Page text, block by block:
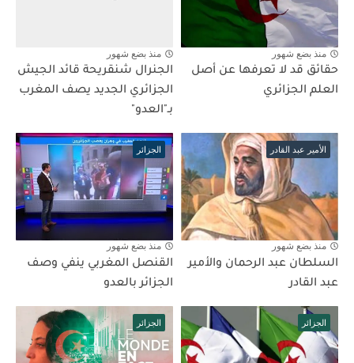
منذ بضع شهور
حقائق قد لا تعرفها عن أصل
العلم الجزائري
منذ بضع شهور
الجنرال شنقريحة قائد الجيش
الجزائري الجديد يصف المغرب
بـ"العدو"
الأمير عبد القادر
منذ بضع شهور
السلطان عبد الرحمان والأمير
عبد القادر
الجزائر
منذ بضع شهور
القنصل المغربي ينفي وصف
الجزائر بالعدو
الجزائر الجزائر